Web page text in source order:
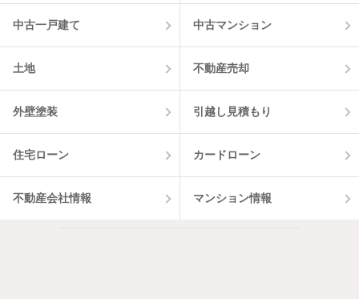
中古一戸建て 中古マンション
土地 不動産売却
外壁塗装 引越し見積もり
住宅ローン カードローン
不動産会社情報 マンション情報